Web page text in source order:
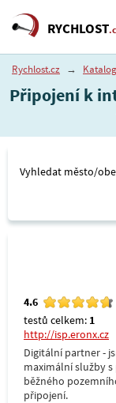
RYCHLOST
Rychlost.cz →
Připojení k
Vyhledat město/
4.6
testů celkem: 1
http://isp.eronx.cz
Digitální partner -
maximální služby
běžného
připojení.